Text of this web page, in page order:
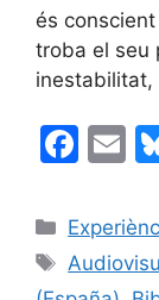
és
troba el seu
F
c
e
E
ai
l
Etiquetes